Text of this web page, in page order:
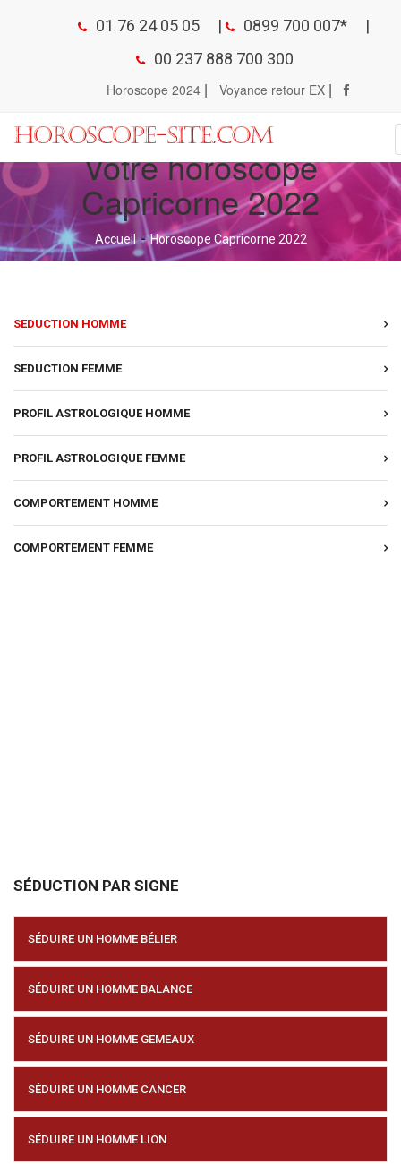
01 76 24 05 05 | 0899 700 007*
|
00 237 888 700 300
Horoscope 2024 | Voyance retour EX |
Votre horoscope
Capricorne 2022
Accueil Horoscope Capricorne 2022
SEDUCTION HOMME
SEDUCTION FEMME
PROFIL ASTROLOGIQUE HOMME
PROFIL ASTROLOGIQUE FEMME
COMPORTEMENT HOMME
COMPORTEMENT FEMME
SÉDUCTION PAR SIGNE
SÉDUIRE UN HOMME BÉLIER
SÉDUIRE UN HOMME BALANCE
SÉDUIRE UN HOMME GEMEAUX
SÉDUIRE UN HOMME CANCER
SÉDUIRE UN HOMME LION